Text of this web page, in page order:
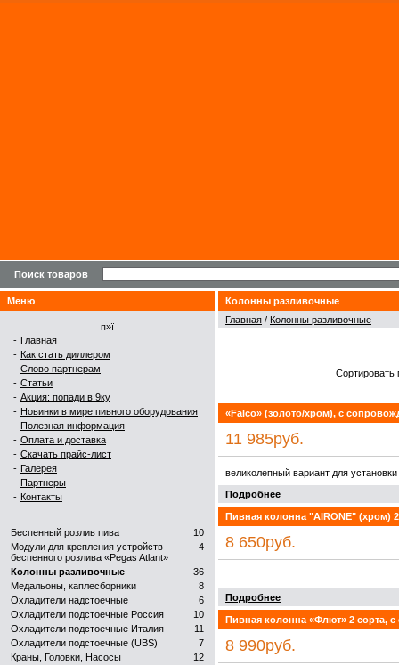
Поиск товаров
Меню
п»ї
- Главная
- Как стать диллером
- Слово партнерам
- Статьи
- Акция: попади в 9ку
- Новинки в мире пивного оборудования
- Полезная информация
- Оплата и доставка
- Скачать прайс-лист
- Галерея
- Партнеры
- Контакты
10
Беспенный розлив пива
4
Модули для крепления устройств
беспенного розлива «Pegas Atlant»
36
Колонны разливочные
8
Медальоны, каплесборники
6
Охладители надстоечные
10
Охладители подстоечные Россия
11
Охладители подстоечные Италия
7
Охладители подстоечные (UBS)
12
Краны, Головки, Насосы
Колонны разливочные
Главная / Колонны разливочные
Сортировать
«Falco» (золото/хром), с
11 985руб.
великолепный вариант для
Подробнее
Пивная колонна "AIRONE" (хром)
8 650руб.
Подробнее
Пивная колонна «Флют» 2 сорта,
8 990руб.